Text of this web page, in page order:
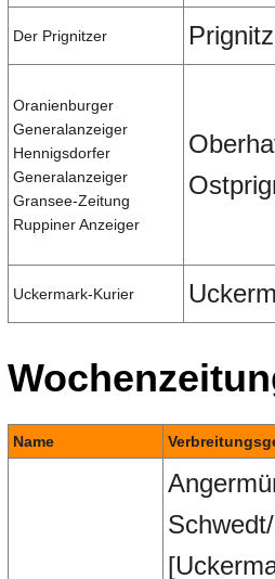
Der Prignitzer Prignitz
Oranienburger
Generalanzeiger
Hennigsdorfer
Generalanzeiger
Gransee-Zeitung
Ruppiner Anzeiger
Uckermark-Kurier
Name